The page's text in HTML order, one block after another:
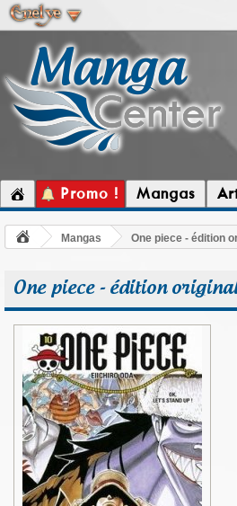
Promo ! Mangas
Mangas One piece - édition
One piece - édition